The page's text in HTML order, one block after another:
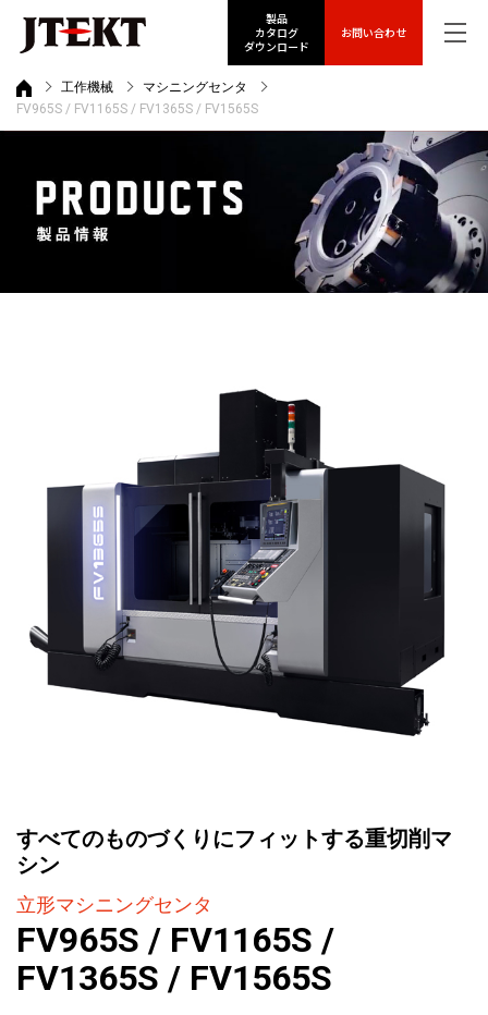
製品
カタログ
ダウンロード
お問い合わせ
工作機械
マシニングセンタ
FV965S / FV1165S / FV1365S / FV1565S
すべてのものづくりにフィットする重切削マ
シン
立形マシニングセンタ
FV965S / FV1165S /
FV1365S / FV1565S